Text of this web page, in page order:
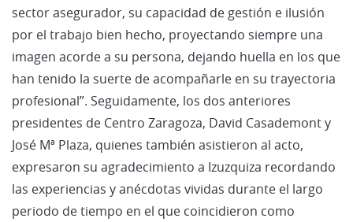
sector asegurador, su capacidad de gestión e ilusión
por el trabajo bien hecho, proyectando siempre una
imagen acorde a su persona, dejando huella en los que
han tenido la suerte de acompañarle en su trayectoria
profesional”. Seguidamente, los dos anteriores
presidentes de Centro Zaragoza, David Casademont y
José Mª Plaza, quienes también asistieron al acto,
expresaron su agradecimiento a Izuzquiza recordando
las experiencias y anécdotas vividas durante el largo
periodo de tiempo en el que coincidieron como